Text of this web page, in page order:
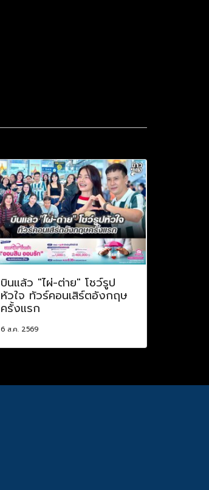
บินแล้ว "ไผ่-ต่าย" โชว์รูป
หัวใจ ทัวร์คอนเสิร์ตอังกฤษ
ครั้งแรก
6 ส.ค. 2569